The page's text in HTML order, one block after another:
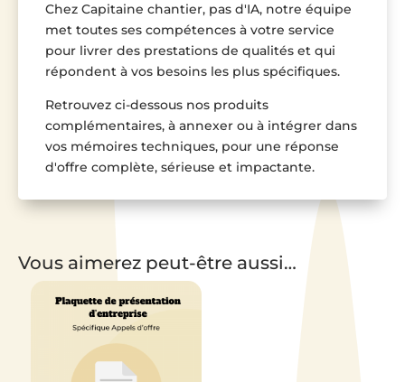
Chez Capitaine chantier, pas d'IA, notre équipe
met toutes ses compétences à votre service
pour livrer des prestations de qualités et qui
répondent à vos besoins les plus spécifiques.
Retrouvez ci-dessous nos produits
complémentaires, à annexer ou à intégrer dans
vos mémoires techniques, pour une réponse
d'offre complète, sérieuse et impactante.
Vous aimerez peut-être aussi…